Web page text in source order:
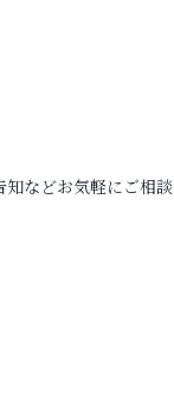
知などお気軽にご相